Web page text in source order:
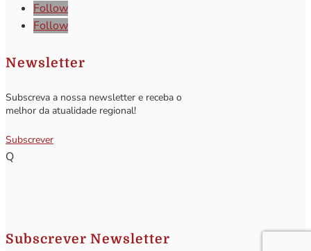
Follow
Follow
Newsletter
Subscreva a nossa newsletter e receba o
melhor da atualidade regional!
Subscrever
Q
Subscrever Newsletter